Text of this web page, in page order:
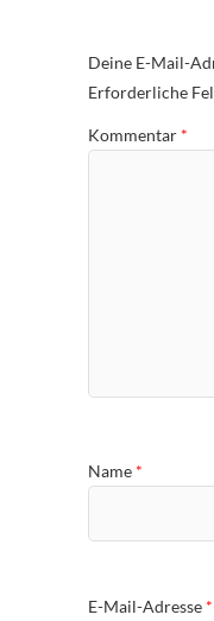
Deine E-Mail-
Erforderliche
Kommentar *
Name *
E-Mail-Adresse *